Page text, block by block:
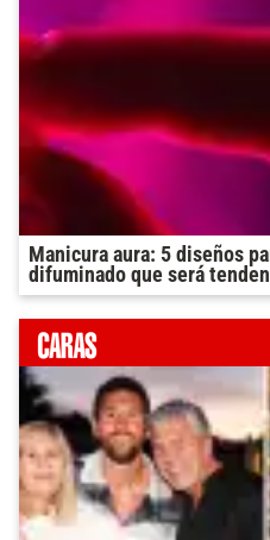
Manicura aura: 5 diseños
difuminado que será